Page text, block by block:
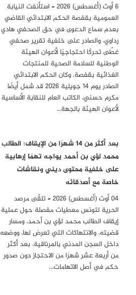
6 أوت (أغسطس) 2026 – استأنفت النيابة
العمومية بقفصة الحكم الابتدائي القاضي
بعدم سماع الدعوى في حق الصحفي هادي
رداوي، والصادر على خلفية تقرير صحفي
غطّى تحركًا احتجاجيًا لأعوان الهيئة
الوطنية للسلامة الصحية للمنتجات
الغذائية بقفصة. وكان الحكم الابتدائي
الصادر يوم 14 جويلية 2026 قد شمل أيضًا
مكرم حسني، الكاتب العام للنقابة الأساسية
لأعوان الهيئة بالجهة…
بعد أكثر من 14 شهرًا من الإيقاف: الطالب
محمد لؤي بن أحمد يواجه تهمًا إرهابية
على خلفية محتوى ديني ونقاشات
خاصة مع أصدقائه
04 أوت (أغسطس) 2026 – تلقّى مرصد
الحرية لتونس معطيات مفصلة حول عملية
إيقاف الطالب محمد لؤي بن أحمد، ومسار
قضيته، والانتهاكات التي تعرض لها، ووضعه
داخل السجن المدني بالمرناقية، بعد أكثر
من أربعة عشر شهرًا من الاحتجاز دون صدور
حكم في أصل الاتهامات…